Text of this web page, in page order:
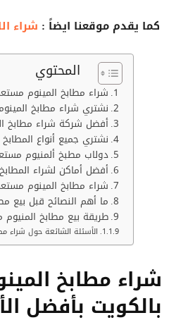
كما يقدم موقعنا ايضاً : شراء
المحتوي
شراء مطابخ المينوم
نشتري شراء مطابخ
أفضل شركة شراء مطابخ
نشتري جميع أنواع
دولاب مطبخ ألمنيوم
أفضل أماكن لشراء
شراء مطابخ المينوم
ما أهم النصائح قبل بيع
طريقة بيع مطابخ
الأسئلة الشائعة حول شراء
شراء مطابخ
بالكويت بأفضل